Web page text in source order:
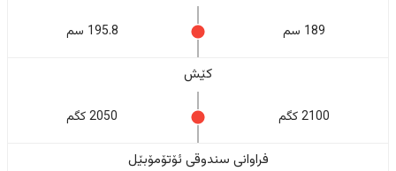
189 سم 195.8 سم
کێش
2100 کگم 2050 کگم
فراوانی سندوقی ئۆتۆمۆبێل